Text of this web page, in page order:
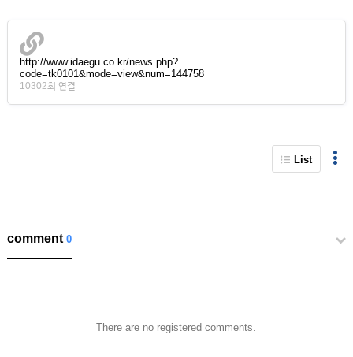
http://www.idaegu.co.kr/news.php?
code=tk0101&mode=view&num=144758
10302회 연결
List
comment0
There are no registered comments.